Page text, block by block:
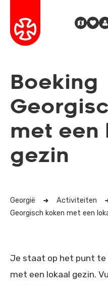
Boeking
met een
gezin
Georgië Activiteiten
Georgisch koken met een
Je staat op het punt te
met een lokaal gezin.